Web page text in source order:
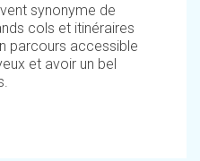
synonyme de
cols et itinéraires
parcours accessible
et avoir un bel